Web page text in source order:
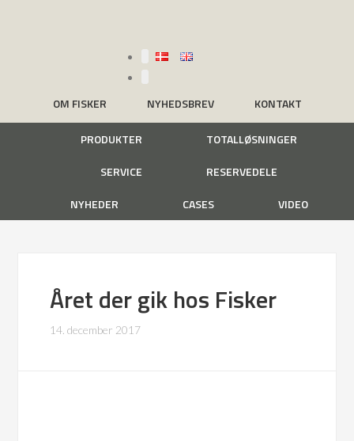
OM FISKER NYHEDSBREV KONTAKT
PRODUKTER
TOTALLØSNINGER
SERVICE
RESERVEDELE
NYHEDER
CASES VIDEO
Året der gik hos Fisker
14. december 2017